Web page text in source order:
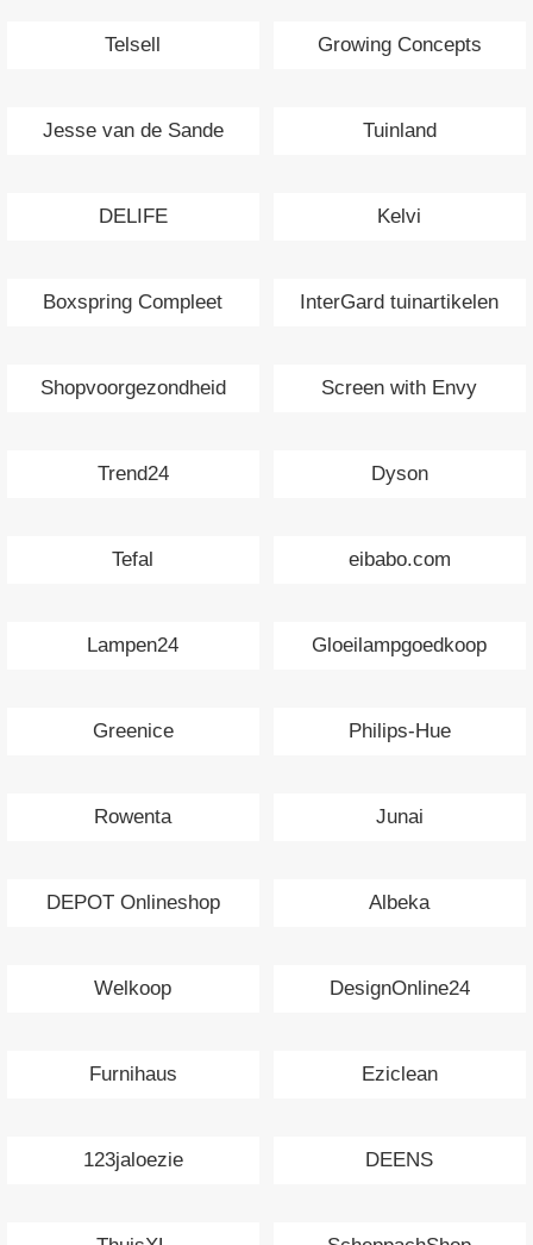
Telsell Growing Concepts
Jesse van de Sande Tuinland
DELIFE Kelvi
Boxspring Compleet InterGard tuinartikelen
Shopvoorgezondheid Screen with Envy
Trend24 Dyson
Tefal eibabo.com
Lampen24 Gloeilampgoedkoop
Greenice Philips-Hue
Rowenta Junai
DEPOT Onlineshop Albeka
Welkoop DesignOnline24
Furnihaus Eziclean
123jaloezie DEENS